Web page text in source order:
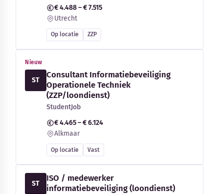
€ 4.488 – € 7.515
Utrecht
Op locatie ZZP
Nieuw
ST
Consultant Informatiebeveiliging
Operationele Techniek
(ZZP/loondienst)
StudentJob
€ 4.465 – € 6.124
Alkmaar
Op locatie Vast
ST
ISO / medewerker
informatiebeveiliging (loondienst)